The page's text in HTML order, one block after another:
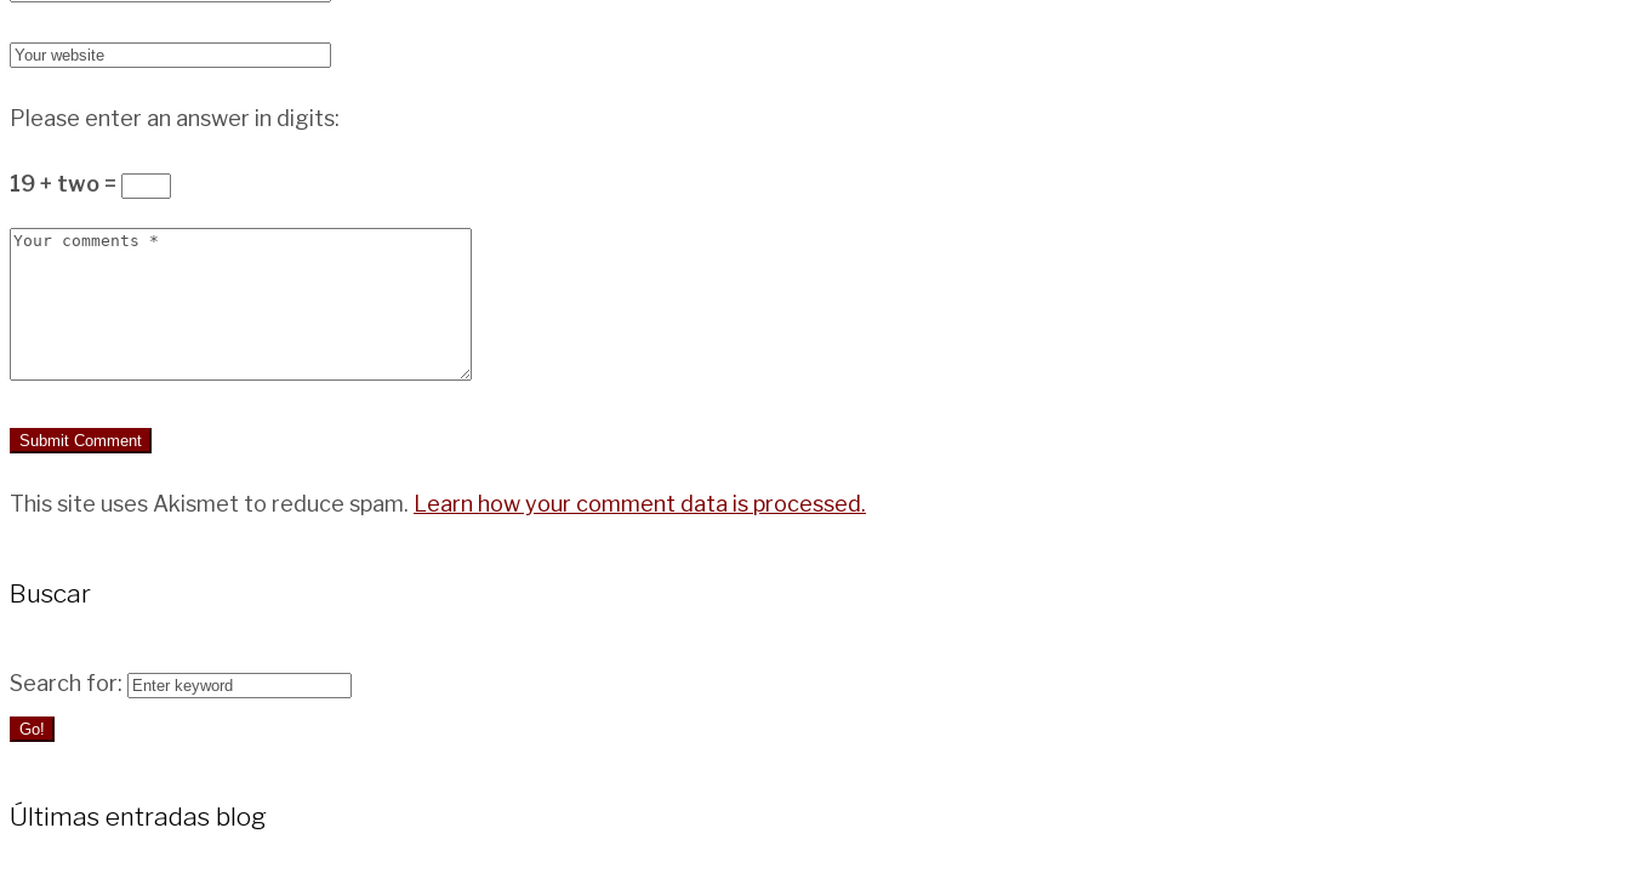
Please enter an answer in digits:
19 + two =
This site uses Akismet to reduce spam. Learn how your comment data is processed.
Buscar
Search for:
Go!
Últimas entradas blog